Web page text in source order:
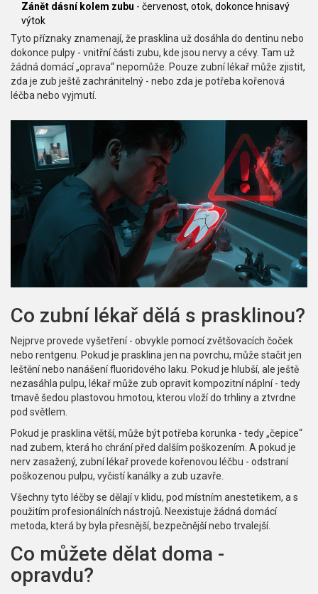
Zánět dásní kolem zubu - červenost, otok, dokonce hnisavý
výtok
Tyto příznaky znamenají, že prasklina už dosáhla do dentinu nebo
dokonce pulpy - vnitřní části zubu, kde jsou nervy a cévy. Tam už
žádná domácí „oprava“ nepomůže. Pouze zubní lékař může zjistit,
zda je zub ještě zachránitelný - nebo zda je potřeba kořenová
léčba nebo vyjmutí.
Co zubní lékař dělá s prasklinou?
Nejprve provede vyšetření - obvykle pomocí zvětšovacích čoček
nebo rentgenu. Pokud je prasklina jen na povrchu, může stačit jen
leštění nebo nanášení fluoridového laku. Pokud je hlubší, ale ještě
nezasáhla pulpu, lékař může zub opravit kompozitní náplní - tedy
tmavě šedou plastovou hmotou, kterou vloží do trhliny a ztvrdne
pod světlem.
Pokud je prasklina větší, může být potřeba korunka - tedy „čepice“
nad zubem, která ho chrání před dalším poškozením. A pokud je
nerv zasažený, zubní lékař provede kořenovou léčbu - odstraní
poškozenou pulpu, vyčistí kanálky a zub uzavře.
Všechny tyto léčby se dělají v klidu, pod místním anestetikem, a s
použitím profesionálních nástrojů. Neexistuje žádná domácí
metoda, která by byla přesnější, bezpečnější nebo trvalejší.
Co můžete dělat doma -
opravdu?